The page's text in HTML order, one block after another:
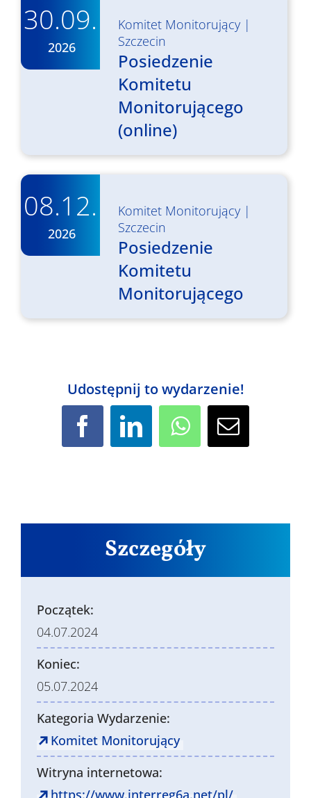
30.09.
2026
Komitet Monitorujący|
Szczecin
Posiedzenie
Komitetu
Monitorującego
(online)
08.12.
2026
Komitet Monitorujący|
Szczecin
Posiedzenie
Komitetu
Monitorującego
Udostępnij to wydarzenie!
LinkedIn WhatsAppEmail
Szczegóły
Początek:
04.07.2024
Koniec:
05.07.2024
Kategoria Wydarzenie:
Komitet Monitorujący
Witryna internetowa: